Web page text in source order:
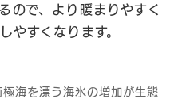
ので、より暖まりやすく
やすくなります。
海を漂う海氷の増加が生態